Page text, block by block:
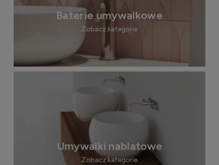
Baterie umywalkowe
Zobacz kategorie
Umywalki nablatowe
Zobacz kategorie